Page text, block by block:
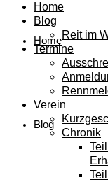
Home
Blog
Home
Blog
Reit im
Termine
Verein
Chronik